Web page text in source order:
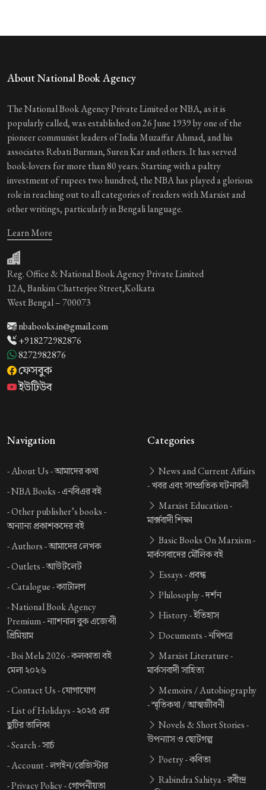
About National Book Agency
The National Book Agency Private Limited or NBA, as it is
popularly called, was established on 26 June 1939 by one of the
pioneer communist leaders of India Muzaffar Ahmad, and his
associates Rebati Burman, Suren Kar and others. It has served
book-lovers for more than 80 years. Starting with a paltry
investment of rupees two hundred, the NBA has played a glorious
role in reaching out to all categories of readers with Marxist and
other writings, particularly in Bengali language.
Learn More
Reg. Office & National Book Agency Private Limited
12A, Bankim Chatterjee Street,Kolkata
West Bengal – 700073
nbabooks.in@gmail.com
+918272982876
8272982876
ফেসবুক
ইউটিউব
Navigation
-About Us -আমাদের কথা
-NBA Books -এনবিএর বই
-Other publisher’s books -
অন্যান্য প্রকাশকদের বই
-Authors -আমাদের লেখক
-Outlets -আউটলেট
-Catalogue -ক্যাটালগ
-National Book Agency
Premium -ন্যাশনাল বুক এজেন্সী
প্রিমিয়াম
-Boi Mela 2026 -কলকাতা বই
মেলা ২০২৬
-Contact Us -যোগাযোগ
-List of Holidays -২০২৫ এর
ছুটির তালিকা
-Search -সার্চ
-Account -লগইন/রেজিস্টার
-Privacy Policy -গোপনীয়তা
Categories
News and Current Affairs
-খবর এবং সাম্প্রতিক ঘটনাবলী
Marxist Education -
মার্ক্সবাদী শিক্ষা
Basic Books On Marxism -
মার্কসবাদের মৌলিক বই
Essays -প্রবন্ধ
Philosophy -দর্শন
History -ইতিহাস
Documents -নথিপত্র
Marxist Literature -
মার্কসবাদী সাহিত্য
Memoirs / Autobiography
-স্মৃতিকথা / আত্মজীবনী
Novels & Short Stories -
উপন্যাস ও ছোটগল্প
Poetry -কবিতা
Rabindra Sahitya -রবীন্দ্র